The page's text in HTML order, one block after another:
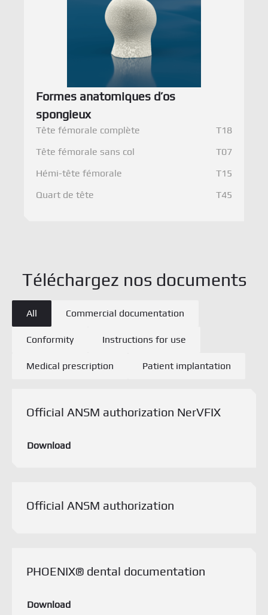
Formes anatomiques d’os
spongieux
Tête fémorale complète
T18
Tête fémorale sans col
T07
Hémi-tête fémorale
T15
Quart de tête
T45
Types de documents
All Commercial documentation
Conformity Instructions for use
Medical prescription Patient implantation
Official ANSM authorization NerVFIX
Download
Official ANSM authorization
PHOENIX® dental documentation
Download